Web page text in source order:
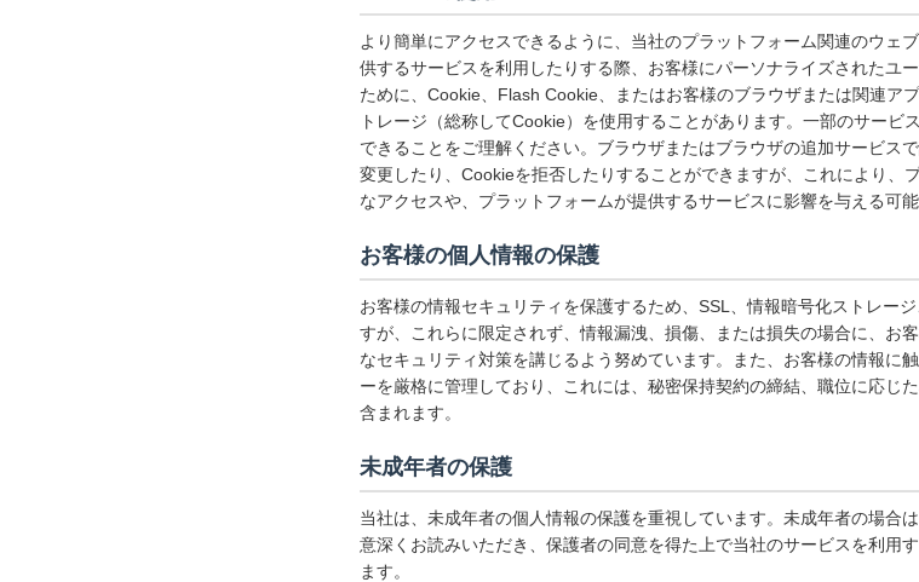
より簡単にアクセスできるように、当社のプラットフォーム関連のウェ
供するサービスを利用したりする際、お客様にパーソナライズされたユ
ために、Cookie、Flash Cookie、またはお客様のブラウザまたは関連ア
トレージ（総称してCookie）を使用することがあります。一部のサービ
できることをご理解ください。ブラウザまたはブラウザの追加サービス
変更したり、Cookieを拒否したりすることができますが、これにより、
なアクセスや、プラットフォームが提供するサービスに影響を与える可能
お客様の個人情報の保護
お客様の情報セキュリティを保護するため、SSL、情報暗号化ストレー
すが、これらに限定されず、情報漏洩、損傷、または損失の場合に、お
なセキュリティ対策を講じるよう努めています。また、お客様の情報に
ーを厳格に管理しており、これには、秘密保持契約の締結、職位に応じ
含まれます。
未成年者の保護
当社は、未成年者の個人情報の保護を重視しています。未成年者の場合
意深くお読みいただき、保護者の同意を得た上で当社のサービスを利用
ます。